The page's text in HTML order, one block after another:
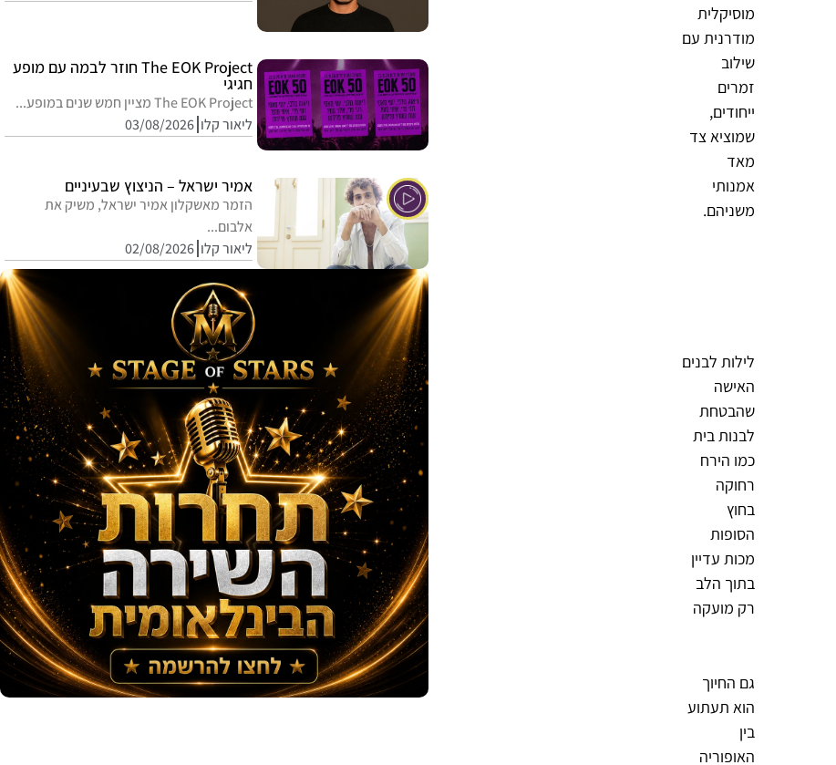
מוסיקלית
מודרנית עם
שילוב
זמרים
ייחודים,
שמוציא צד
מאד
אמנותי
משניהם.
לילות לבנים
האישה
שהבטחת
לבנות בית
כמו הירח
רחוקה
בחוץ
הסופות
מכות עדיין
בתוך הלב
רק מועקה
גם החיוך
הוא תעתוע
בין
האופוריה
The EOK Project חוזר לבמה עם מופע
חגיגי
The EOK Project מציין חמש שנים במופע...
ליאור קלו 03/08/2026
אמיר ישראל – הניצוץ שבעיניים
הזמר מאשקלון אמיר ישראל, משיק את
אלבום...
ליאור קלו 02/08/2026